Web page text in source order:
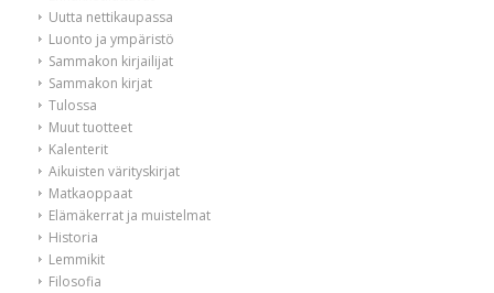
Uutta nettikaupassa
Luonto ja ympäristö
Sammakon kirjailijat
Sammakon kirjat
Tulossa
Muut tuotteet
Kalenterit
Aikuisten värityskirjat
Matkaoppaat
Elämäkerrat ja muistelmat
Historia
Lemmikit
Filosofia